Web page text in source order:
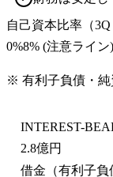
自己資本比率 （3Q
0%8% (注意ライン)
※ 有利子負債・純
INTEREST-
2.8億円
借金（有利子負